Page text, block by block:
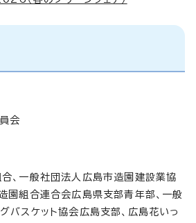
会
、一般社団法人広島市造園建設業協
園組合連合会広島県支部青年部、一般
バスケット協会広島支部、広島花いっ